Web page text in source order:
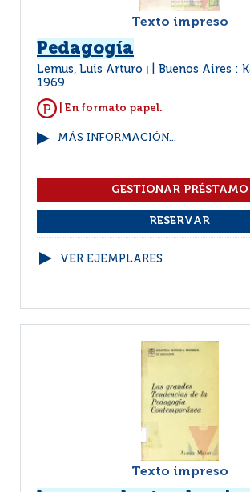
Texto impreso
Pedagogía
Lemus, Luis Arturo Buenos Aires :
1969
| En formato papel.
MÁS INFORMACIÓN...
VER EJEMPLARES
Texto impreso